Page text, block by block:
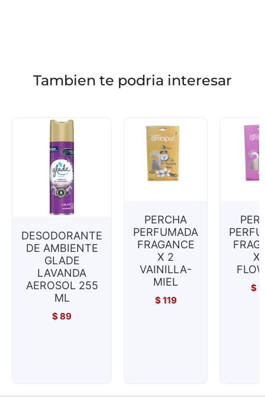
Tambien te podria interesar
DESODORANTE
DE AMBIENTE
GLADE
LAVANDA
AEROSOL 255
ML
$89
PERCHA
PERFUMADA
FRAGANCE
X 2
VAINILLA-
MIEL
$119
X
$